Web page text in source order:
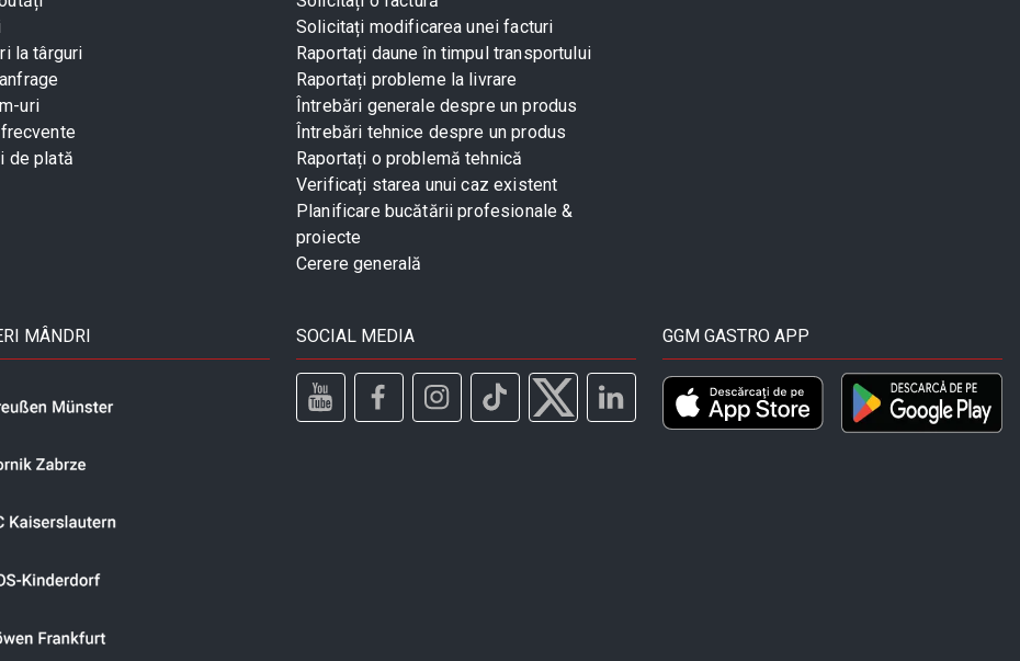
la târguri
uri
de plată
Solicitați modificarea unei facturi
Raportați daune în timpul transportului
Raportați probleme la livrare
Întrebări generale despre un produs
Întrebări tehnice despre un produs
Raportați o problemă tehnică
Verificați starea unui caz existent
Planificare bucătării profesionale &
proiecte
Cerere generală
MÂNDRI SOCIAL MEDIA GGM GASTRO APP